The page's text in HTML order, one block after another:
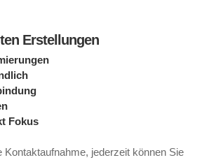
Erstellungen
Fokus
Kontaktaufnahme, jederzeit können Sie